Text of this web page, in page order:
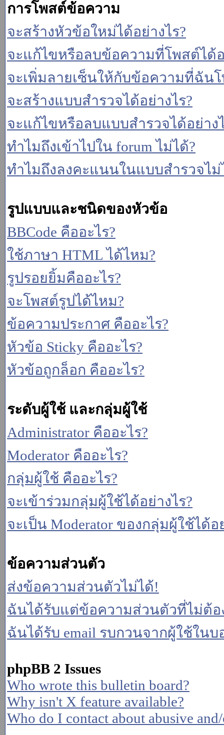
การโพสต์ข้อความ
จะสร้างหัวข้อใหม่ได้อย่างไร?
จะแก้ไขหรือลบข้อความที่โพสต์ได้อ
จะเพิ่มลายเซ็นให้กับข้อความที่ฉันโ
จะสร้างแบบสำรวจได้อย่างไร?
จะแก้ไขหรือลบแบบสำรวจได้อย่าง
ทำไมถึงเข้าไปใน forum ไม่ได้?
ทำไมถึงลงคะแนนในแบบสำรวจไม่
รูปแบบและชนิดของหัวข้อ
BBCode คืออะไร?
ใช้ภาษา HTML ได้ไหม?
รูปรอยยิ้มคืออะไร?
จะโพสต์รูปได้ไหม?
ข้อความประกาศ คืออะไร?
หัวข้อ Sticky คืออะไร?
หัวข้อถูกล็อก คืออะไร?
ระดับผู้ใช้ และกลุ่มผู้ใช้
Administrator คืออะไร?
Moderator คืออะไร?
กลุ่มผู้ใช้ คืออะไร?
จะเข้าร่วมกลุ่มผู้ใช้ได้อย่างไร?
จะเป็น Moderator ของกลุ่มผู้ใช้ได้อ
ข้อความส่วนตัว
ส่งข้อความส่วนตัวไม่ได้!
ฉันได้รับแต่ข้อความส่วนตัวที่ไม่ต้อ
ฉันได้รับ email รบกวนจากผู้ใช้ใน
phpBB 2 Issues
Who wrote this bulletin board?
Why isn't X feature available?
Who do I contact about abusive